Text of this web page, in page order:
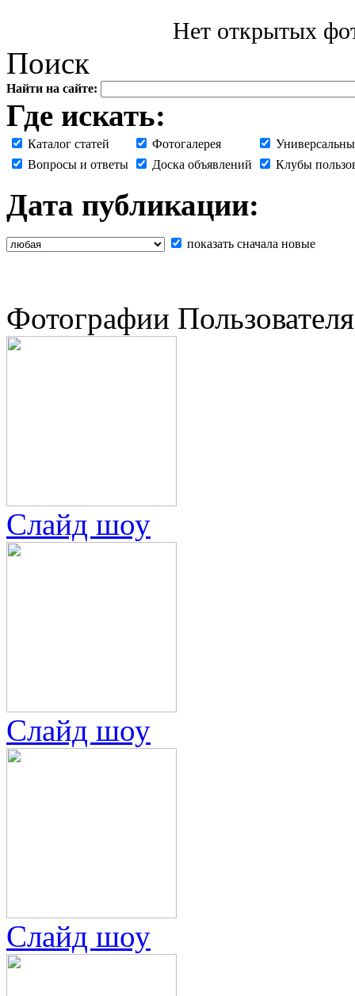
Нет открытых
Поиск
Найти на сайте:
Где искать:
Каталог статей Фотогалерея
Вопросы и ответы
Доска объявлений Клубы
Дата публикации:
показать сначала новые
Фотографии Пользователя
Слайд шоу
Слайд шоу
Слайд шоу